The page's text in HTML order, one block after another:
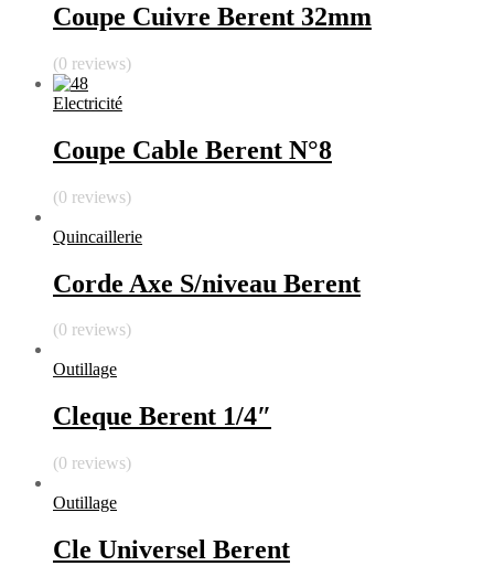
Coupe Cuivre Berent 32mm
(0 reviews)
Electricité
Coupe Cable Berent N°8
(0 reviews)
Quincaillerie
Corde Axe S/niveau Berent
(0 reviews)
Outillage
Cleque Berent 1/4″
(0 reviews)
Outillage
Cle Universel Berent